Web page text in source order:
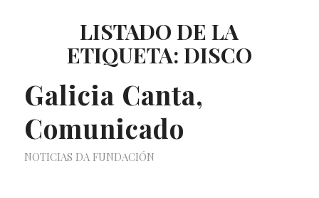
LISTADO DE LA
ETIQUETA: DISCO
Galicia Canta,
Comunicado
NOTICIAS DA FUNDACIÓN